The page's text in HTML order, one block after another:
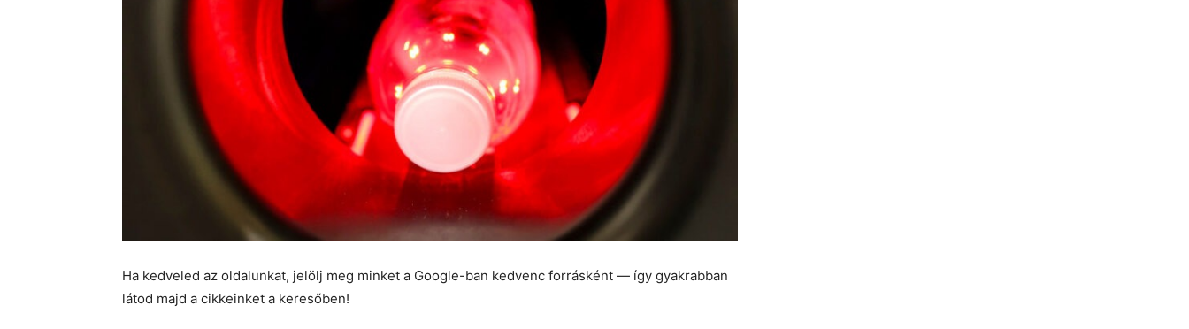
Ha kedveled az oldalunkat, jelölj meg minket a Google-ban kedvenc forrásként — így gyakrabban
látod majd a cikkeinket a keresőben!